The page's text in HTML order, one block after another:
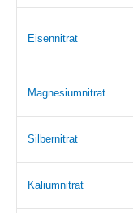
Eisennitrat
Magnesiumnitrat
Silbernitrat
Kaliumnitrat